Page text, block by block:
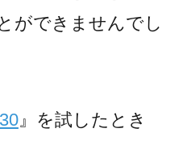
ができませんでし
』を試したとき